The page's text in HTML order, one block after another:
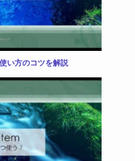
い方のコツを解説